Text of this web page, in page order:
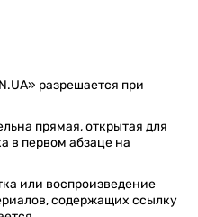
разрешается при
прямая, открытая для
в первом абзаце на
или воспроизведение
содержащих ссылку